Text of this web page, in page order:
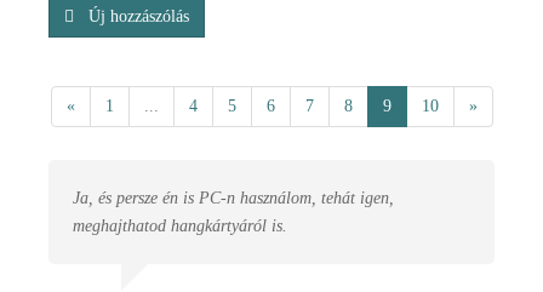
Új hozzászólás
« 1 ... 4 5 6 7 8 9 10 »
Ja, és persze én is PC-n használom, tehát igen,
meghajthatod hangkártyáról is.